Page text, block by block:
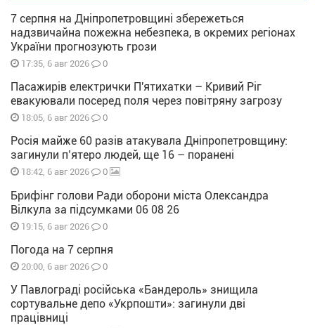
7 серпня на Дніпропетровщині збережеться
надзвичайна пожежна небезпека, в окремих регіонах
України прогнозують грози
17:35, 6 авг 2026 0
Пасажирів електрички П'ятихатки – Кривий Ріг
евакуювали посеред поля через повітряну загрозу
18:05, 6 авг 2026 0
Росія майже 60 разів атакувала Дніпропетровщину:
загинули п’ятеро людей, ще 16 – поранені
18:42, 6 авг 2026 0
Брифінг голови Ради оборони міста Олександра
Вілкула за підсумками 06 08 26
19:15, 6 авг 2026 0
Погода на 7 серпня
20:00, 6 авг 2026 0
У Павлограді російська «Бандероль» знищила
сортувальне депо «Укрпошти»: загинули дві
працівниці